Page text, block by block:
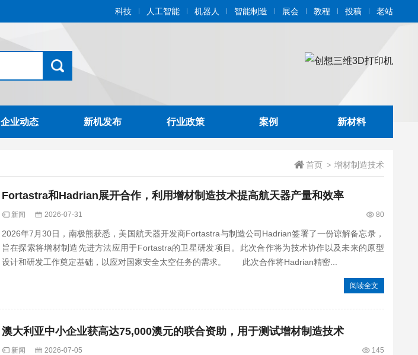
科技 人工智能 机器人 智能制造 展会 教程 投稿 老站
企业动态 新机发布 行业政策 案例 新材料
首页 > 增材制造技术
Fortastra和Hadrian展开合作，利用增材制造技术提高航天器产量和效率
新闻 2026-07-31 80
2026年7月30日，南极熊获悉，美国航天器开发商Fortastra与制造公司Hadrian签署了一份谅解备忘录，
旨在探索将增材制造先进方法应用于Fortastra的卫星研发项目。此次合作将为技术协作以及未来的原型
设计和研发工作奠定基础，以应对国家安全太空任务的需求。 此次合作将Hadrian精密...
阅读全文
澳大利亚中小企业获高达75,000澳元的联合资助，用于测试增材制造技术
新闻 2026-07-05 145